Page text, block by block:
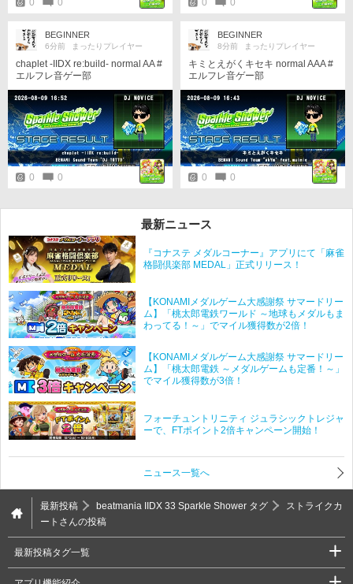
BEGINNER
6分前 まったりプレイヤー
chaplet -IIDX re:build- normal AA #
エルフレ音ゲー部
0 0
BEGINNER
8分前 まったりプレイヤー
キミとえがくキセキ normal AAA #
エルフレ音ゲー部
0 0
最新ニュース
『コナステ メダルコーナー』アプリにて「麻雀
格闘倶楽部 MEDAL」正式リリース！
【KONAMIメダルゲーム大感謝祭 サマードリー
ム】「桃太郎電鉄ワールド ～地球もメダルもま
わってる！～」でマイル獲得数が2倍！
【KONAMIメダルゲーム大感謝祭 サマードリー
ム】「桃太郎電鉄 ～メダルゲームも定番！～」
でマイル獲得数が3倍！
フォーチュントリニティ ジュラシックトレジャ
ーで、FTポイント2倍キャンペーン開始！
ニュース一覧へ
最新投稿 beatmania IIDX 33 Sparkle Shower タグ
ストライクカ
ートさんの投稿
最新投稿タグ一覧